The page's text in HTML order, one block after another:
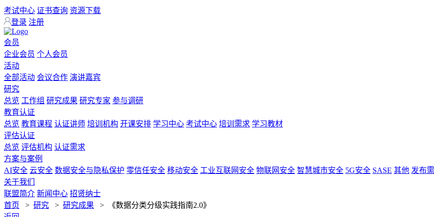
考试中心 证书查询 资源下载
登录 注册
会员
企业会员 个人会员
活动
全部活动 会议合作 演讲嘉宾
研究
总览 工作组 研究成果 研究专家 参与调研
教育认证
总览 教育课程 认证讲师 培训机构 开课安排 学习中心 考试中心 培训需求 学习教材
评估认证
总览 评估机构 认证需求
方案与案例
AI安全 云安全 数据安全与隐私保护 零信任安全 移动安全 工业互联网安全 物联网安全 智慧城市安全 5G安全 SASE 其他 发布
关于我们
联盟简介 新闻中心 招贤纳士
首页 > 研究 > 研究成果 >
《数据分类分级实践指南2.0》